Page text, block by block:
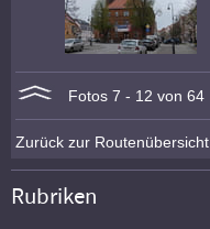
Fotos 7 - 12 von 64
Zurück zur Routenübersicht
Rubriken